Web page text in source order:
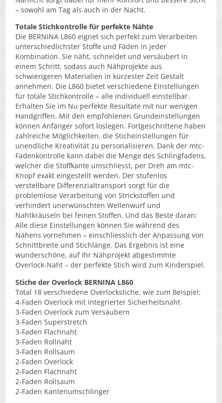
– sowohl am Tag als auch in der Nacht.
Totale Stichkontrolle für perfekte Nähte
Die BERNINA L860 eignet sich perfekt zum Verarbeiten
unterschiedlichster Stoffe und Fäden in jeder
Kombination. Sie näht, schneidet und versäubert in
einem Schritt, sodass auch Nähprojekte aus
schwierigeren Materialien in kürzester Zeit Gestalt
annehmen. Die L860 bietet verschiedene Einstellungen
für totale Stichkontrolle – alle individuell einstellbar.
Erhalten Sie im Nu perfekte Resultate mit nur wenigen
Handgriffen. Mit den empfohlenen Grundeinstellungen
können Anfänger sofort loslegen. Fortgeschrittene haben
zahlreiche Möglichkeiten, die Sticheinstellungen für
unendliche Kreativität zu personalisieren. Dank der mtc-
Fadenkontrolle kann dabei die Menge des Schlingfadens,
welcher die Stoffkante umschliesst, per Dreh am mtc-
Knopf exakt eingestellt werden. Der stufenlos
verstellbare Differenzialtransport sorgt für die
problemlose Verarbeitung von Strickstoffen und
verhindert unerwünschten Wellenwurf und
Nahtkräuseln bei feinen Stoffen. Und das Beste daran:
Alle diese Einstellungen können Sie während des
Nähens vornehmen – einschliesslich der Anpassung von
Schnittbreite und Stichlänge. Das Ergebnis ist eine
wunderschöne, auf Ihr Nähprojekt abgestimmte
Overlock-Naht – der perfekte Stich wird zum Kinderspiel.
Stiche der Overlock BERNINA L860
Total 18 verschiedene Overlockstiche, wie zum Beispiel:
4-Faden Overlock mit integrierter Sicherheitsnaht
3-Faden Overlock zum Versäubern
3-Faden Superstretch
3-Faden Flachnaht
3-Faden Rollnaht
3-Faden Rollsaum
2-Faden Overlock
2-Faden Flachnaht
2-Faden Rollsaum
2-Faden Kantenumschlinger